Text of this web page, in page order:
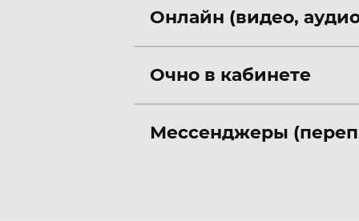
Онлайн (видео,
Очно в кабинете
Мессенджеры